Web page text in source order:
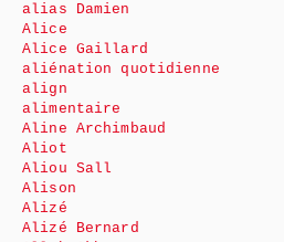
alias Damien
Alice
Alice Gaillard
aliénation quotidienne
align
alimentaire
Aline Archimbaud
Aliot
Aliou Sall
Alison
Alizé
Alizé Bernard